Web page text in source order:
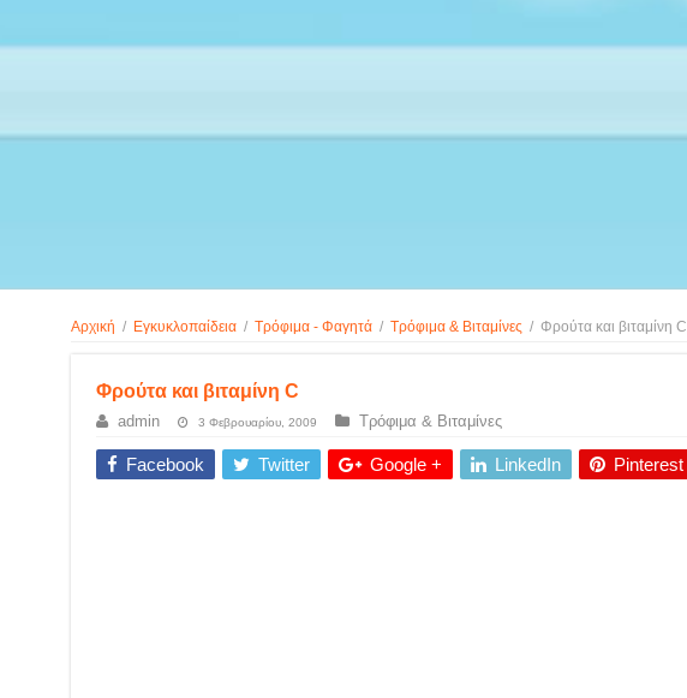
Αρχική / Εγκυκλοπαίδεια / Τρόφιμα - Φαγητά / Τρόφιμα & Βιταμίνες / Φρούτα και βιταμίνη C
Φρούτα και βιταμίνη C
admin 3 Φεβρουαρίου, 2009 Τρόφιμα & Βιταμίνες
Facebook Twitter Google + LinkedIn Pinterest